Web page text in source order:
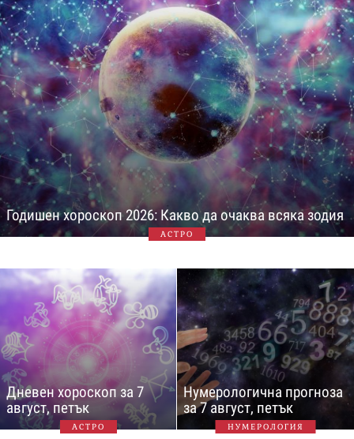
Годишен хороскоп 2026: Какво да очаква всяка зодия
АСТРО
Дневен хороскоп за 7
август, петък
АСТРО
Нумерологична прогноза
за 7 август, петък
НУМЕРОЛОГИЯ